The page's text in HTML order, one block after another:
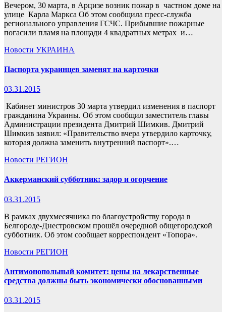
Вечером, 30 марта, в Арцизе возник пожар в частном доме на
улице Карла Маркса Об этом сообщила пресс-служба
регионального управления ГСЧС. Прибывшие пожарные
погасили пламя на площади 4 квадратных метрах и…
Новости УКРАИНА
Паспорта украинцев заменят на карточки
03.31.2015
Кабинет министров 30 марта утвердил изменения в паспорт
гражданина Украины. Об этом сообщил заместитель главы
Администрации президента Дмитрий Шимкив. Дмитрий
Шимкив заявил: «Правительство вчера утвердило карточку,
которая должна заменить внутренний паспорт».…
Новости РЕГИОН
Аккерманский субботник: задор и огорчение
03.31.2015
В рамках двухмесячника по благоустройству города в
Белгороде-Днестровском прошёл очередной общегородской
субботник. Об этом сообщает корреспондент «Топора».
Новости РЕГИОН
Антимонопольный комитет: цены на лекарственные
средства должны быть экономически обоснованными
03.31.2015